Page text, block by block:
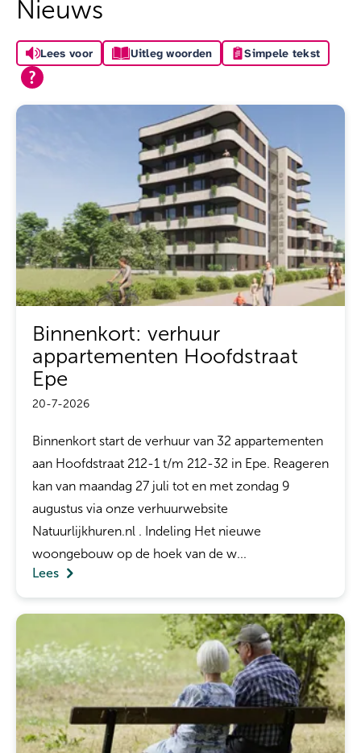
Nieuws
Lees voor Uitleg woorden Simpele tekst
Binnenkort: verhuur
appartementen Hoofdstraat
Epe
20-7-2026
Binnenkort start de verhuur van 32 appartementen
aan Hoofdstraat 212-1 t/m 212-32 in Epe. Reageren
kan van maandag 27 juli tot en met zondag 9
augustus via onze verhuurwebsite
Natuurlijkhuren.nl . Indeling Het nieuwe
woongebouw op de hoek van de w...
Lees